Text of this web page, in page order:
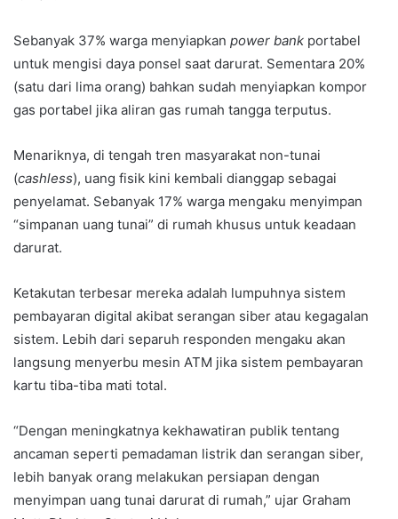
Sebanyak 37% warga menyiapkan power bank portabel
untuk mengisi daya ponsel saat darurat. Sementara 20%
(satu dari lima orang) bahkan sudah menyiapkan kompor
gas portabel jika aliran gas rumah tangga terputus.
Menariknya, di tengah tren masyarakat non-tunai
(cashless), uang fisik kini kembali dianggap sebagai
penyelamat. Sebanyak 17% warga mengaku menyimpan
“simpanan uang tunai” di rumah khusus untuk keadaan
darurat.
Ketakutan terbesar mereka adalah lumpuhnya sistem
pembayaran digital akibat serangan siber atau kegagalan
sistem. Lebih dari separuh responden mengaku akan
langsung menyerbu mesin ATM jika sistem pembayaran
kartu tiba-tiba mati total.
“Dengan meningkatnya kekhawatiran publik tentang
ancaman seperti pemadaman listrik dan serangan siber,
lebih banyak orang melakukan persiapan dengan
menyimpan uang tunai darurat di rumah,” ujar Graham